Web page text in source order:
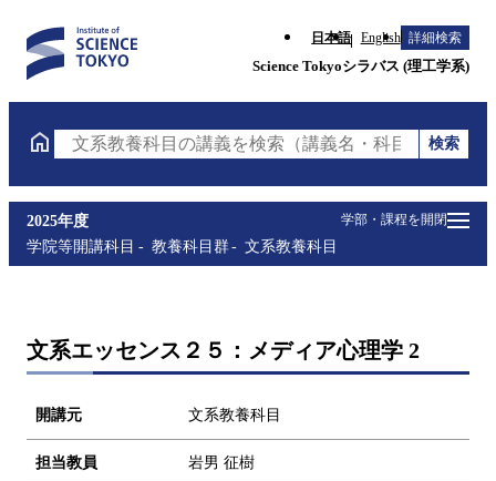
日本語 English 詳細検索
Science Tokyoシラバス (理工学系)
文系教養科目の講義を検索（講義名・科目コード・担
検索
学部・課程を開閉
2025年度
学院等開講科目
教養科目群 文系教養科目
文系エッセンス２５：メディア心理学 2
開講元 文系教養科目
担当教員 岩男 征樹